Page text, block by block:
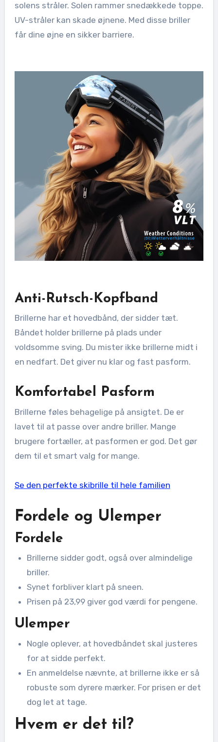
solens stråler. Solen rammer snedækkede toppe.
UV-stråler kan skade øjnene. Med disse briller
får dine øjne en sikker barriere.
Anti-Rutsch-Kopfband
Brillerne har et hovedbånd, der sidder tæt.
Båndet holder brillerne på plads under
voldsomme sving. Du mister ikke brillerne midt i
en nedfart. Det giver nu klar og fast pasform.
Komfortabel Pasform
Brillerne føles behagelige på ansigtet. De er
lavet til at passe over andre briller. Mange
brugere fortæller, at pasformen er god. Det gør
dem til et smart valg for mange.
Se den perfekte skibrille til hele familien
Fordele og Ulemper
Fordele
Brillerne sidder godt, også over almindelige
briller.
Synet forbliver klart på sneen.
Prisen på 23,99 giver god værdi for pengene.
Ulemper
Nogle oplever, at hovedbåndet skal justeres
for at sidde perfekt.
En anmeldelse nævnte, at brillerne ikke er så
robuste som dyrere mærker. For prisen er det
dog let at tage.
Hvem er det til?